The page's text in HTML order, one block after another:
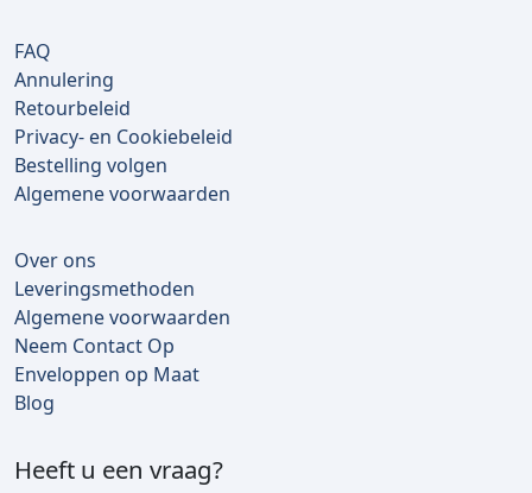
FAQ
Annulering
Retourbeleid
Privacy- en Cookiebeleid
Bestelling volgen
Algemene voorwaarden
Over ons
Leveringsmethoden
Algemene voorwaarden
Neem Contact Op
Enveloppen op Maat
Blog
Heeft u een vraag?